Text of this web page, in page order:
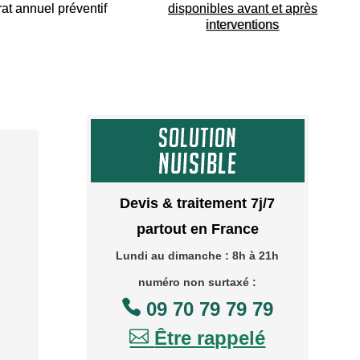
annuel préventif
disponibles avant et après
interventions
Devis & traitement 7j/7
partout en France
Lundi au dimanche : 8h à 21h
numéro non surtaxé :
 09 70 79 79 79
 Être rappelé